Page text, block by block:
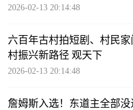
2026-02-13 20:14:48
六百年古村拍短剧、村民
村振兴新路径 观天下
2026-02-13 20:14:48
詹姆斯入选！东道主全部没